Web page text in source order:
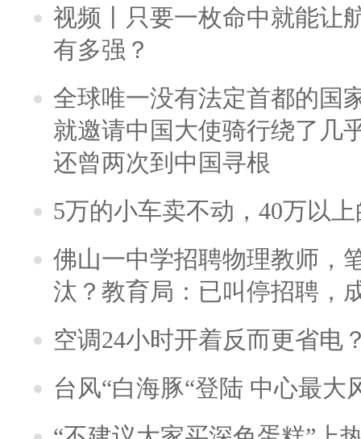
视频丨只要一枚命中就能让
有多强？
全球唯一没有法定首都的国
就邀请中国大使骑行绕了几
还曾两次到中国寻根
5万的小车卖不动，40万以
佛山一中学招聘物理教师，
汰？教育局：已叫停招聘，
空调24小时开着反而更省电
台风“白海豚“登陆 中心最大